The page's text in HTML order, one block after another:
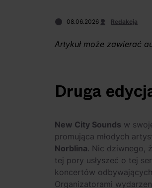
08.06.2026 Redakcja
Artykuł może zawierać
Druga
New City Sounds w
promująca młodych
Norblina. Nic dziwnego,
tej pory usłyszeć o tej
koncertów
Organizatorami